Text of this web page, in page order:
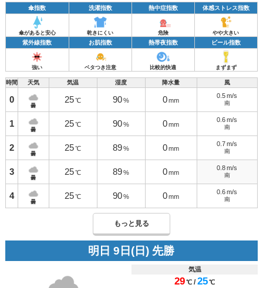
傘指数 洗濯指数 熱中症指数 体感ストレス指数
傘があると安心 乾きにくい 危険 やや大きい
紫外線指数 お肌指数 熱帯夜指数 ビール指数
強い ベタつき注意 比較的快適 まずまず
時間 天気 気温 湿度 降水量 風
0
曇
25 ℃ 90 % 0 mm
0.5 m/s
南
1
曇
25 ℃ 90 % 0 mm
0.6 m/s
南
2
曇
25 ℃ 89 % 0 mm
0.7 m/s
南
3
曇
25 ℃ 89 % 0 mm
0.8 m/s
南
4
曇
25 ℃ 90 % 0 mm
0.6 m/s
南
もっと見る
明日 9日(日) 先勝
気温
29℃ /25℃